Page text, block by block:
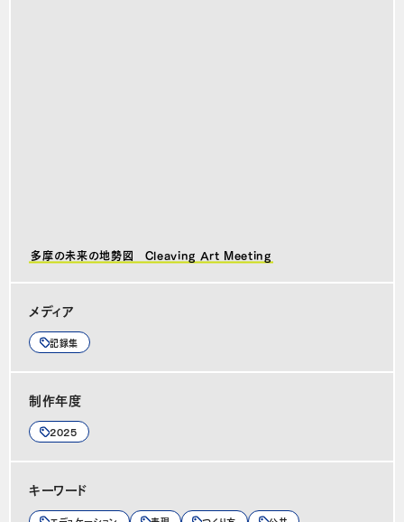
多摩の未来の地勢図 Cleaving Art Meeting
メディア
記録集
制作年度
2025
キーワード